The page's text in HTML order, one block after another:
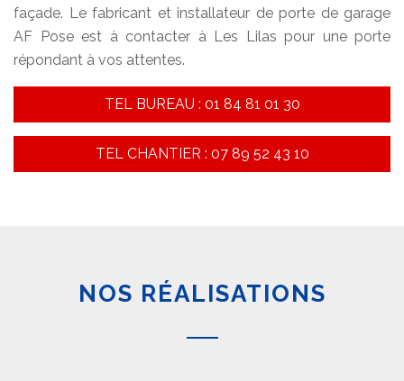
façade. Le fabricant et installateur de porte de garage
AF Pose est à contacter à Les Lilas pour une porte
répondant à vos attentes.
TEL BUREAU : 01 84 81 01 30
TEL CHANTIER : 07 89 52 43 10
NOS RÉALISATIONS